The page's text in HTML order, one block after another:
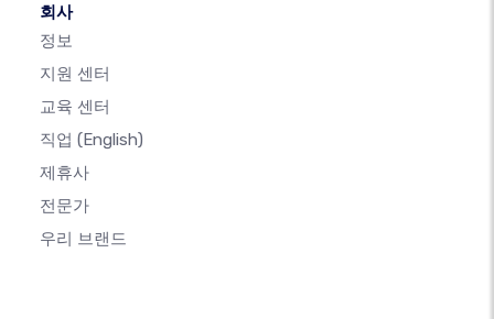
회사
정보
지원 센터
교육 센터
직업 (English)
제휴사
전문가
우리 브랜드